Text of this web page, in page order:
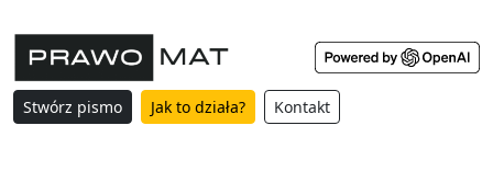
Stwórz pismo Jak to działa? Kontakt